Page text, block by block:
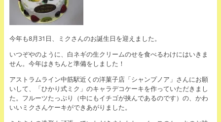
今年も8月31日、ミクさんのお誕生日を迎えました。
いつぞやのように、白ネギの生クリームのせを食べるわけにはいきま
せん。今年はきちんと準備をしました！
アストラムライン中筋駅近くの洋菓子店「シャンプノア」さんにお願
いして、「ひかり式ミク」のキャラデコケーキを作っていただきまし
た。フルーツたっぷり（中にもイチゴが挟んであるのです）の、かわ
いいミクさんケーキができあがりました。